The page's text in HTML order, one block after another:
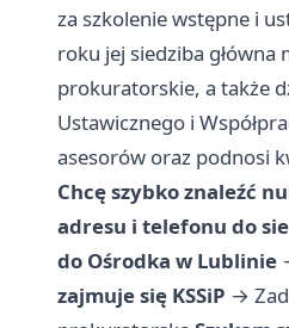
za szkolenie wstępne i
roku jej siedziba główna
prokuratorskie, a także
Ustawicznego i
asesorów oraz podnosi
Chcę szybko znaleźć
adresu i telefonu do
do Ośrodka w Lublinie
zajmuje się KSSiP →